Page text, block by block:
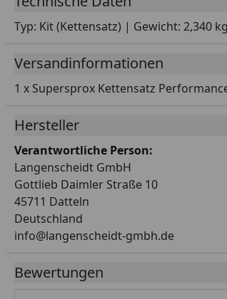
Typ: Kit (Kettensatz) | Gewicht: 2,340 kg
Versandinformationen
1 x Supersprox Kettensatz
Hersteller
Verantwortliche Person:
Langenscheidt GmbH
Gottlieb Daimler Straße 10
45711 Datteln
Deutschland
info@langenscheidt-gmbh.de
Bewertungen